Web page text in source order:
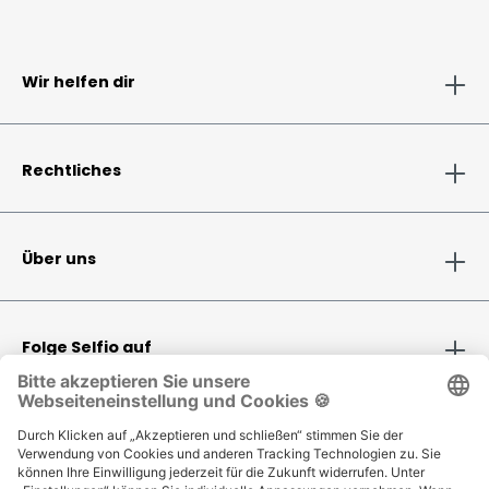
Wir helfen dir
Rechtliches
Über uns
Folge Selfio auf
Zahlungsmethoden